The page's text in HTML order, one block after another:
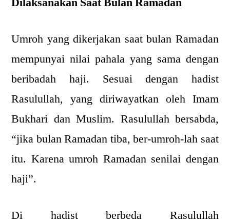
Umroh yang dikerjakan saat bulan Ramadan
mempunyai nilai pahala yang sama dengan
beribadah haji. Sesuai dengan hadist
Rasulullah, yang diriwayatkan oleh Imam
Bukhari dan Muslim. Rasulullah bersabda,
“jika bulan Ramadan tiba, ber-umroh-lah saat
itu. Karena umroh Ramadan senilai dengan
haji”.
Di hadist berbeda Rasulullah